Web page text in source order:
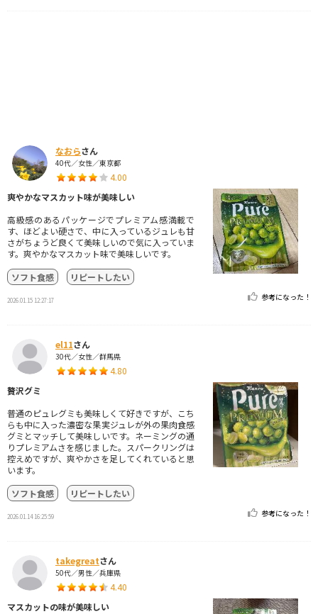
なおらさん
40代／女性／東京都
4.00
爽やかなマスカット味が美味しい
高級感のあるパッケージでプレミアム感満載で
す、ほどよい硬さで、中に入っているジュレも甘
さがちょうど良くて美味しいので気に入っていま
す。爽やかなマスカット味で美味しいです。
ソフト食感
リピートしたい
2026.01.15 12:27:17 参考になった！
el11さん
30代／女性／群馬県
4.80
贅沢グミ
普通のピュレグミも美味しくて好きですが、こち
らも中に入った濃密な果実ジュレが外の果肉食感
グミとマッチして美味しいです。ネーミングの通
りプレミアムさを感じました。スパークリングは
控えめですが、爽やかさを足してくれていると思
います。
ソフト食感
リピートしたい
2026.01.14 16:25:59 参考になった！
takegreatさん
50代／男性／兵庫県
4.40
マスカットの味が美味しい